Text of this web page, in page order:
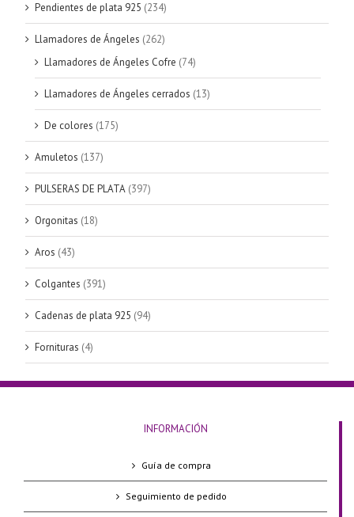
Pendientes de plata 925 (234)
Llamadores de Ángeles (262)
Llamadores de Ángeles Cofre (74)
Llamadores de Ángeles cerrados (13)
De colores (175)
Amuletos (137)
PULSERAS DE PLATA (397)
Orgonitas (18)
Aros (43)
Colgantes (391)
Cadenas de plata 925 (94)
Fornituras (4)
INFORMACIÓN
Guía de compra
Seguimiento de pedido